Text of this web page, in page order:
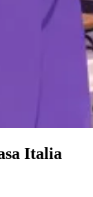
Italia